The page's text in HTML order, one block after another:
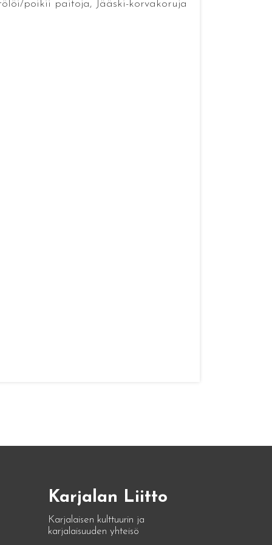
poikii paitoja, Jääski-korvakoruja
Karjalan Liitto
Karjalaisen kulttuurin ja
karjalaisuuden yhteisö